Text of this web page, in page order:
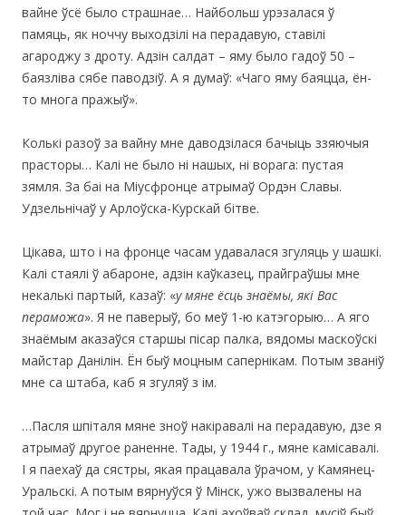
вайне ўсё было страшнае… Найбольш урэзалася ў
памяць, як ноччу выходзілі на перадавую, ставілі
агароджу з дроту. Адзін салдат – яму было гадоў 50 –
баязліва сябе паводзіў. А я думаў: «Чаго яму баяцца, ён-
то многа пражыў».
Колькі разоў за вайну мне даводзілася бачыць ззяючыя
прасторы… Калі не было ні нашых, ні ворага: пустая
зямля. За баі на Міусфронце атрымаў Ордэн Славы.
Удзельнічаў у Арлоўска-Курскай бітве.
Цікава, што і на фронце часам удавалася згуляць у шашкі.
Калі стаялі ў абароне, адзін каўказец, прайграўшы мне
некалькі партый, казаў: «у мяне ёсць знаёмы, які Вас
пераможа». Я не паверыў, бо меў 1-ю катэгорыю… А яго
знаёмым аказаўся старшы пісар палка, вядомы маскоўскі
майстар Данілін. Ён быў моцным сапернікам. Потым званіў
мне са штаба, каб я згуляў з ім.
…Пасля шпіталя мяне зноў накіравалі на перадавую, дзе я
атрымаў другое раненне. Тады, у 1944 г., мяне камісавалі.
І я паехаў да сястры, якая працавала ўрачом, у Камянец-
Уральскі. А потым вярнуўся ў Мінск, ужо вызвалены на